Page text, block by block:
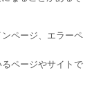
ページ、エラーペ
ページやサイトで